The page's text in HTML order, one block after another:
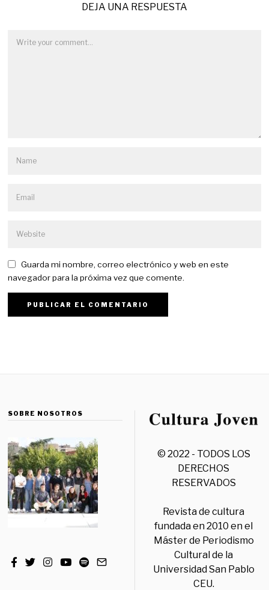
DEJA UNA RESPUESTA
Guarda mi nombre, correo electrónico y web en este
navegador para la próxima vez que comente.
SOBRE NOSOTROS
© 2022 - TODOS LOS
DERECHOS
RESERVADOS
Revista de cultura
fundada en 2010 en el
Máster de Periodismo
Cultural de la
Universidad San Pablo
CEU.